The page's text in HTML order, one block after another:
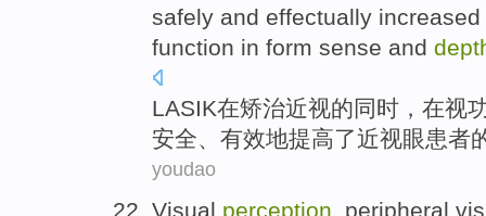
safely and effectually increased
function in form sense and
LASIK在矫治近视的同时 ，在视
安全、 有效地提高了近视眼患者
youdao
Visual perception, peripheral